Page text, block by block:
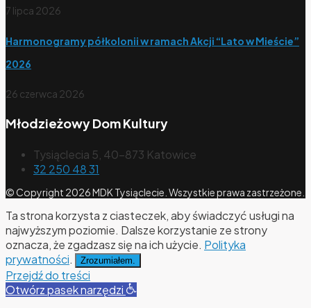
7 lipca 2026
Harmonogramy półkolonii w ramach Akcji “Lato w Mieście”
2026
26 czerwca 2026
Młodzieżowy Dom Kultury
Tysiąclecia 5, 40-873 Katowice
32 250 48 31
© Copyright 2026 MDK Tysiąclecie. Wszystkie prawa zastrzeżone.
Ta strona korzysta z ciasteczek, aby świadczyć usługi na
najwyższym poziomie. Dalsze korzystanie ze strony
oznacza, że zgadzasz się na ich użycie. Polityka
prywatności. Zrozumiałem.
Przejdź do treści
Otwórz pasek narzędzi